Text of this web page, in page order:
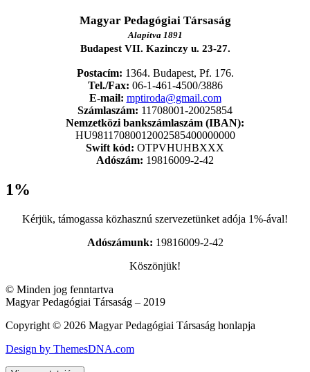
Magyar Pedagógiai Társaság
Alapítva 1891
Budapest VII. Kazinczy u. 23-27.
Postacím: 1364. Budapest, Pf. 176.
Tel./Fax: 06-1-461-4500/3886
E-mail: mptiroda@gmail.com
Számlaszám: 11708001-20025854
Nemzetközi bankszámlaszám (IBAN):
HU98117080012002585400000000
Swift kód: OTPVHUHBXXX
Adószám: 19816009-2-42
1%
Kérjük, támogassa közhasznú szervezetünket adója 1%-ával!
Adószámunk: 19816009-2-42
Köszönjük!
© Minden jog fenntartva
Magyar Pedagógiai Társaság – 2019
Copyright © 2026 Magyar Pedagógiai Társaság honlapja
Design by ThemesDNA.com